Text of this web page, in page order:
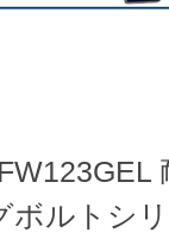
ボルトシ